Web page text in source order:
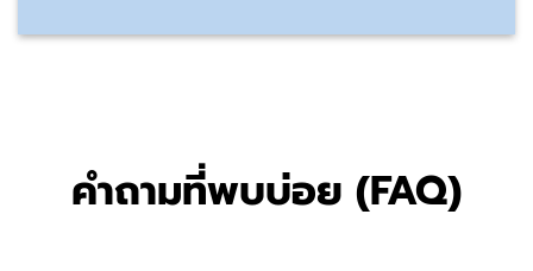
คำถามที่พบบ่อย (FAQ)